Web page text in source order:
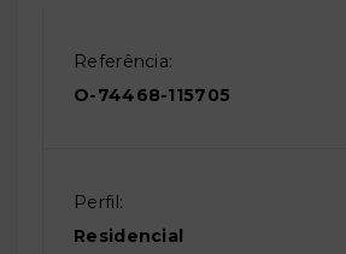
Referência:
O-74468-115705
Perfil:
Residencial